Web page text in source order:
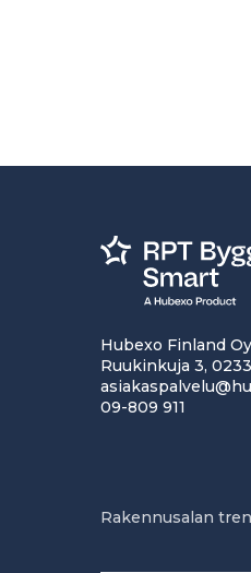
Hubexo Finland Oy
Ruukinkuja 3,
09-809 911
Rakennusalan